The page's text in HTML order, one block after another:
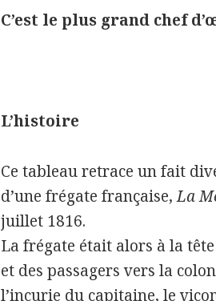
C’est le plus grand chef
L’histoire
Ce tableau retrace un fait
d’une frégate française,La
juillet 1816.
La frégate était alors à la
et des passagers vers la
l’incurie du capitaine, le